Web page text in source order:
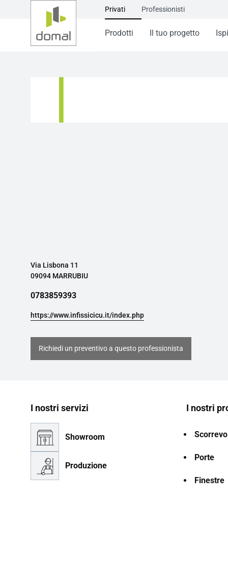
Privati Professionisti
Prodotti Il tuo progetto
Via Lisbona 11
09094 MARRUBIU
0783859393
https://www.infissicicu.it/index.php
Richiedi un preventivo a questo professionista
I nostri servizi
Showroom
Produzione
I nostri
Porte
Finestre